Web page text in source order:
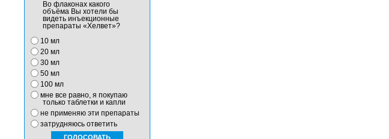
Во флаконах какого
объёма Вы хотели бы
видеть инъекционные
препараты «Хелвет»?
10 мл
20 мл
30 мл
50 мл
100 мл
мне все равно, я покупаю
только таблетки и капли
не применяю эти препараты
затрудняюсь ответить